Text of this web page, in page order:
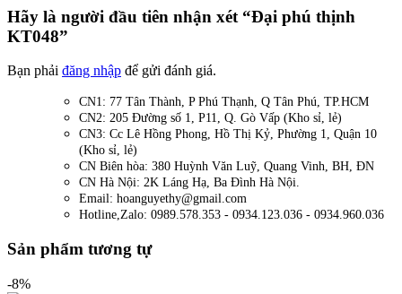
Hãy là người đầu tiên nhận xét “Đại phú thịnh
KT048”
Bạn phải đăng nhập để gửi đánh giá.
CN1: 77 Tân Thành, P Phú Thạnh, Q Tân Phú, TP.HCM
CN2: 205 Đường số 1, P11, Q. Gò Vấp (Kho sỉ, lẻ)
CN3: Cc Lê Hồng Phong, Hồ Thị Kỷ, Phường 1, Quận 10
(Kho sỉ, lẻ)
CN Biên hòa: 380 Huỳnh Văn Luỹ, Quang Vinh, BH, ĐN
CN Hà Nội: 2K Láng Hạ, Ba Đình Hà Nội.
Email: hoanguyethy@gmail.com
Hotline,Zalo: 0989.578.353 - 0934.123.036 - 0934.960.036
Sản phẩm tương tự
-8%